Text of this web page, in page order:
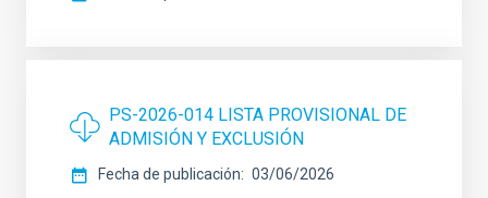
PS-2026-014 LISTA PROVISIONAL DE
ADMISIÓN Y EXCLUSIÓN
Fecha de publicación
03/06/2026